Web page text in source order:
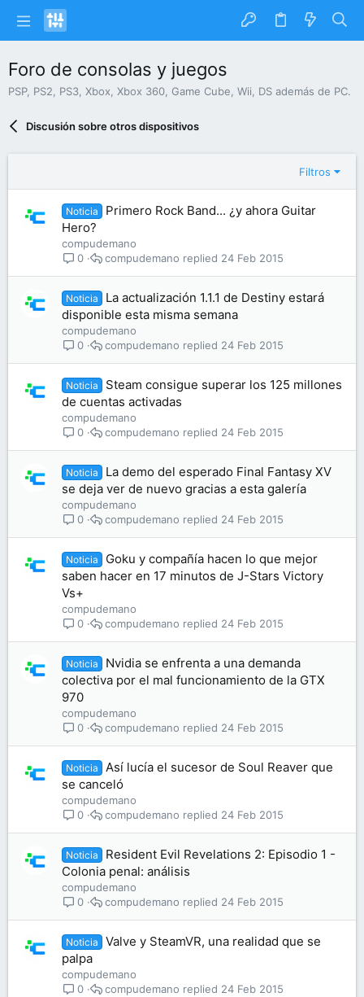
Foro de consolas y juegos
PSP, PS2, PS3, Xbox, Xbox 360, Game Cube, Wii, DS además de PC.
Discusión sobre otros dispositivos
Filtros
Noticia
Primero Rock Band... ¿y ahora Guitar
Hero?
compudemano
0
24 Feb 2015
compudemano
Noticia
La actualización 1.1.1 de Destiny estará
disponible esta misma semana
compudemano
0
24 Feb 2015
compudemano
Noticia
Steam consigue superar los 125 millones
de cuentas activadas
compudemano
0
24 Feb 2015
compudemano
Noticia
La demo del esperado Final Fantasy XV
se deja ver de nuevo gracias a esta galería
compudemano
0
24 Feb 2015
compudemano
Noticia
Goku y compañía hacen lo que mejor
saben hacer en 17 minutos de J-Stars Victory
Vs+
compudemano
0
24 Feb 2015
compudemano
Noticia
Nvidia se enfrenta a una demanda
colectiva por el mal funcionamiento de la GTX
970
compudemano
0
24 Feb 2015
compudemano
Noticia
Así lucía el sucesor de Soul Reaver que
se canceló
compudemano
0
24 Feb 2015
compudemano
Noticia
Resident Evil Revelations 2: Episodio 1 -
Colonia penal: análisis
compudemano
0
24 Feb 2015
compudemano
Noticia
Valve y SteamVR, una realidad que se
palpa
compudemano
0
24 Feb 2015
compudemano